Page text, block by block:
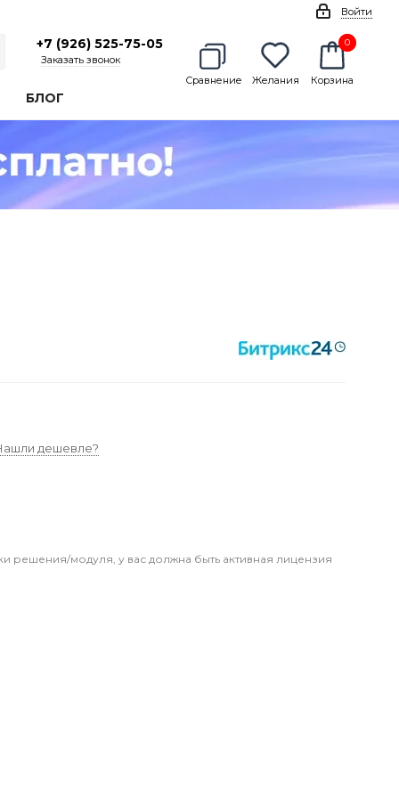
Войти
Сравнение Желания Корзина
0
0
+7 (926) 525-75-05
Заказать звонок
БЛОГ
дешевле?
решения/модуля, у вас должна быть активная лицензия